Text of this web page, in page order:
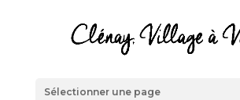
Sélectionner une page